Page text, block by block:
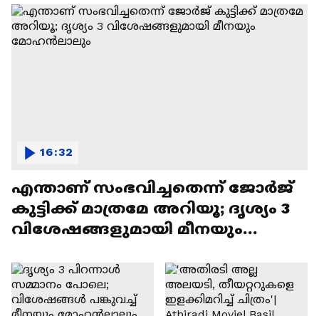
എന്താണ് സംഭവിച്ചതെന്ന് ജോർജ്
കുട്ടിക്ക് മാത്രമേ അറിയൂ; ദൃശ്യം 3
വിശേഷങ്ങളുമായി മീനയും
16:32